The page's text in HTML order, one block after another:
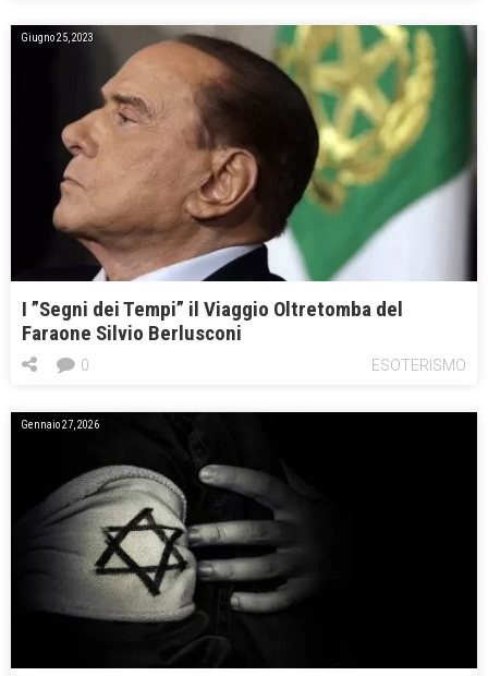
Giugno 25, 2023
I ”Segni dei Tempi” il Viaggio Oltretomba del
Faraone Silvio Berlusconi
ESOTERISMO
0
Gennaio 27, 2026